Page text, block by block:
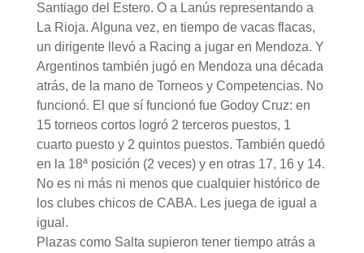
Santiago del Estero. O a Lanús representando a
La Rioja. Alguna vez, en tiempo de vacas flacas,
un dirigente llevó a Racing a jugar en Mendoza. Y
Argentinos también jugó en Mendoza una década
atrás, de la mano de Torneos y Competencias. No
funcionó. El que sí funcionó fue Godoy Cruz: en
15 torneos cortos logró 2 terceros puestos, 1
cuarto puesto y 2 quintos puestos. También quedó
en la 18ª posición (2 veces) y en otras 17, 16 y 14.
No es ni más ni menos que cualquier histórico de
los clubes chicos de CABA. Les juega de igual a
igual.
Plazas como Salta supieron tener tiempo atrás a